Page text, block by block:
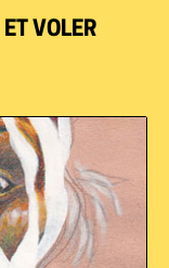
VOLER